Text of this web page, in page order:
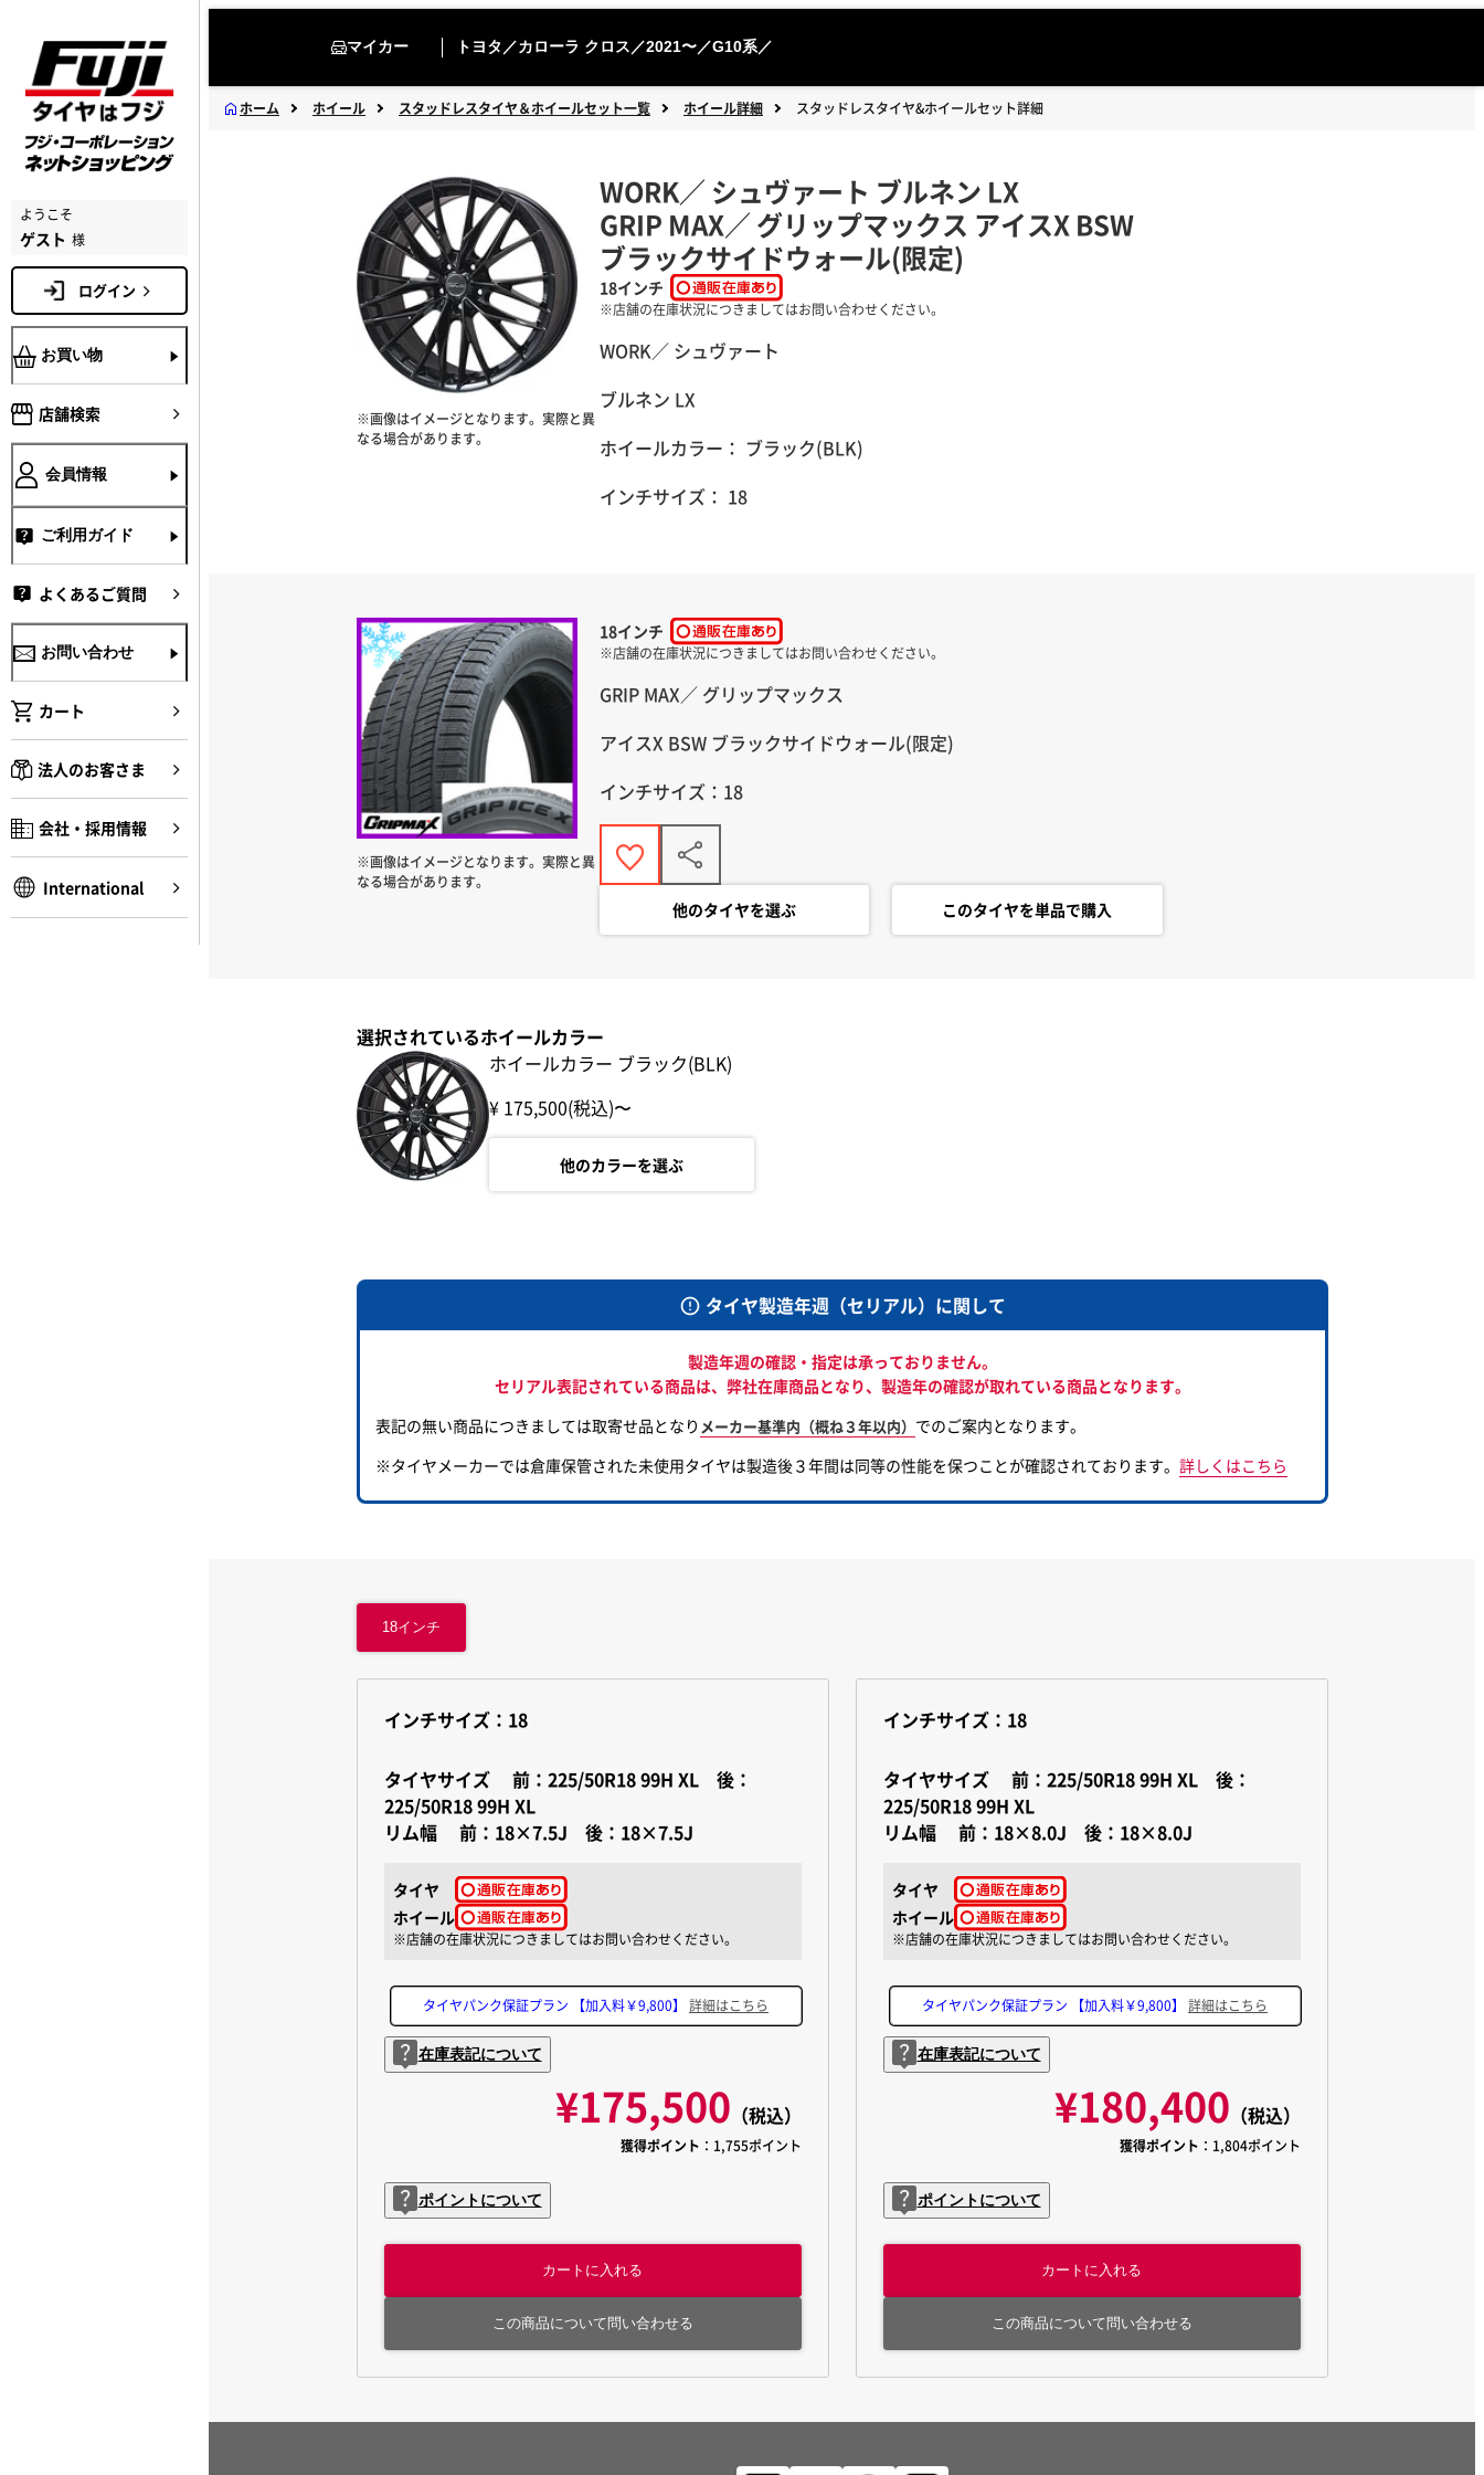
ようこそ
ゲスト 様
ログイン
お買い物
店舗検索
会員情報
ご利用ガイド
よくあるご質問
お問い合わせ
カート
法人のお客さま
会社・採用情報
International
マイカー トヨタ／カローラ クロス／2021〜／G10系／
ホーム ホイール スタッドレスタイヤ＆ホイールセット一覧 ホイール詳細 スタッドレスタイヤ&ホイールセット詳細
※画像はイメージとなります。実際と異
なる場合があります。
WORK／ シュヴァート ブルネン LX
GRIP MAX／グリップマックス アイスX BSW
ブラックサイドウォール(限定)
18インチ
WORK／ シュヴァート
ブルネン LX
ホイールカラー： ブラック(BLK)
インチサイズ： 18
※画像はイメージとなります。実際と異
なる場合があります。
18インチ
GRIP MAX／ グリップマックス
アイスX BSW ブラックサイドウォール(限定)
インチサイズ：18
他のタイヤを選ぶ このタイヤを単品で購入
選択されているホイールカラー
ホイールカラー ブラック(BLK)
¥ 175,500(税込)〜
他のカラーを選ぶ
タイヤ製造年週（セリアル）に関して
製造年週の確認・指定は承っておりません。
セリアル表記されている商品は、 弊社在庫商品となり、 製造年の確認が取れている商品となります。
表記の無い商品につきましては取寄せ品となり メーカー基準内（概ね３年以内） でのご案内となります。
※タイヤメーカーでは倉庫保管された未使用タイヤは製造後３年間は同等の性能を保つことが確認されております。 詳しくはこちら
18インチ
インチサイズ：18
タイヤサイズ 前：225/50R18 99H XL 後：
225/50R18 99H XL
リム幅 前：18×7.5J 後：18×7.5J
タイヤ
ホイール
タイヤパンク保証プラン 【加入料￥9,800】 詳細はこちら
在庫表記について
¥175,500 （税込）
獲得ポイント ：1,755ポイント
ポイントについて
カートに入れる
この商品について問い合わせる
インチサイズ：18
タイヤサイズ 前：225/50R18 99H XL 後：
225/50R18 99H XL
リム幅 前：18×8.0J 後：18×8.0J
タイヤ
ホイール
タイヤパンク保証プラン 【加入料￥9,800】 詳細はこちら
在庫表記について
¥180,400 （税込）
獲得ポイント ：1,804ポイント
ポイントについて
カートに入れる
この商品について問い合わせる